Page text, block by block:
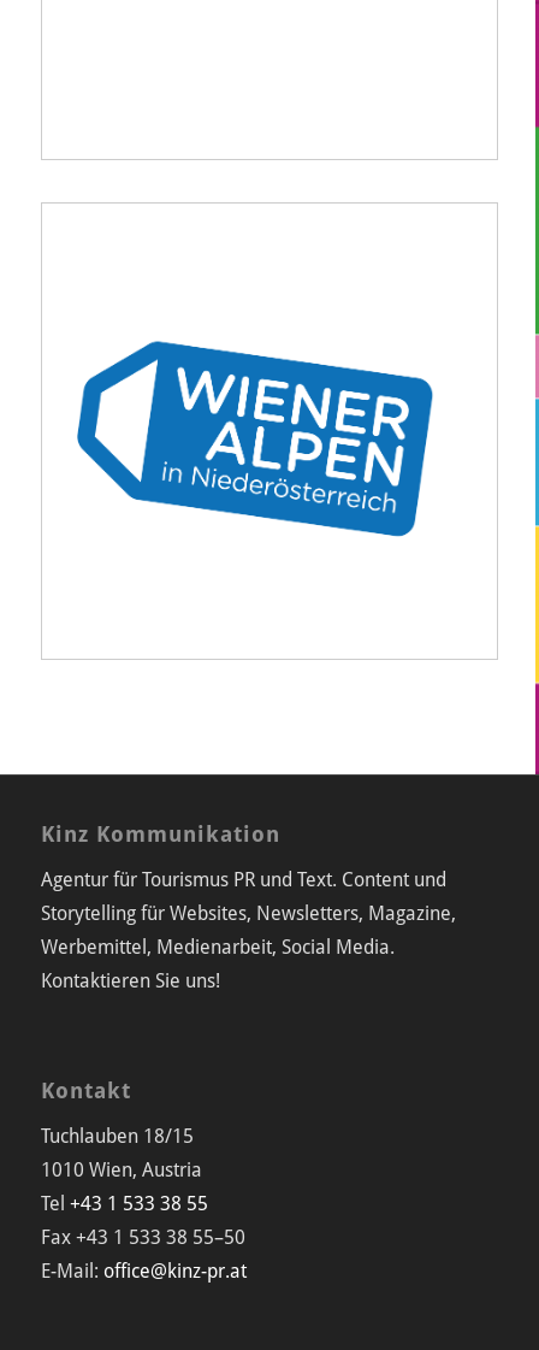
Kinz Kommunikation
Agentur für Tourismus PR und Text. Content und
Storytelling für Websites, Newsletters, Magazine,
Werbemittel, Medienarbeit, Social Media.
Kontaktieren Sie uns!
Kontakt
Tuchlauben 18/15
1010 Wien, Austria
Tel +43 1 533 38 55
Fax +43 1 533 38 55–50
E-Mail: office@kinz-pr.at